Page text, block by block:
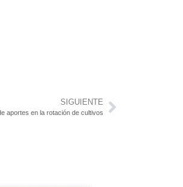
SIGUIENTE
aportes en la rotación de cultivos